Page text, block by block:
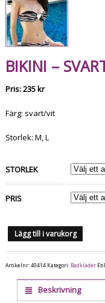
BIKINI –
Pris: 235 kr
Färg: svart/vit
Storlek: M, L
STORLEK
PRIS
Lägg till i varukorg
Artikelnr:40414 Kategori: Badkläder
Beskrivning